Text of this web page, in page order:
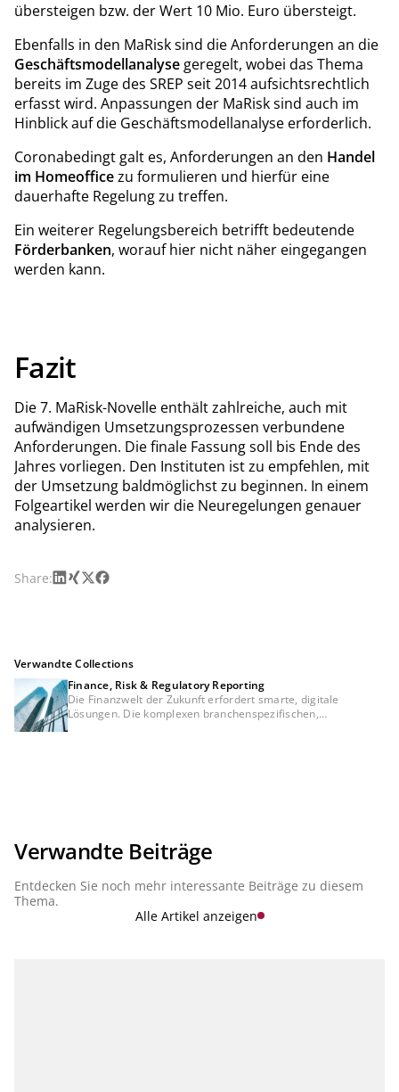
übersteigen bzw. der Wert 10 Mio. Euro übersteigt.
Ebenfalls in den MaRisk sind die Anforderungen an die
Geschäftsmodellanalyse geregelt, wobei das Thema
bereits im Zuge des SREP seit 2014 aufsichtsrechtlich
erfasst wird. Anpassungen der MaRisk sind auch im
Hinblick auf die Geschäftsmodellanalyse erforderlich.
Coronabedingt galt es, Anforderungen an den Handel
im Homeofficezu formulieren und hierfür eine
dauerhafte Regelung zu treffen.
Ein weiterer Regelungsbereich betrifft bedeutende
Förderbanken, worauf hier nicht näher eingegangen
werden kann.
Fazit
Die 7. MaRisk-Novelle enthält zahlreiche, auch mit
aufwändigen Umsetzungsprozessen verbundene
Anforderungen. Die finale Fassung soll bis Ende des
Jahres vorliegen. Den Instituten ist zu empfehlen, mit
der Umsetzung baldmöglichst zu beginnen. In einem
Folgeartikel werden wir die Neuregelungen genauer
analysieren.
Share:LinkedIn
Xing
X Facebook
Verwandte Collections
Finance, Risk & Regulatory Reporting
Die Finanzwelt der Zukunft erfordert smarte, digitale
Lösungen. Die komplexen branchenspezifischen,
Services in der Cloud, die sowohl die Komplexität jedes
Einzelthemas als auch die Konsistenz zwischen den Themen
Regulatory Reporting" stellen wir die aktuellen Entwicklungen
Verwandte Beiträge
Entdecken Sie noch mehr interessante Beiträge zu diesem
Thema.
Alle Artikel anzeigen